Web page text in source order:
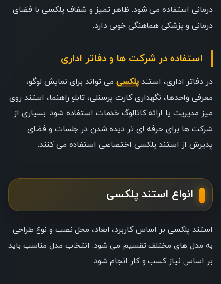
درمانی استفاده می شود. ظاهر تمیز و شفاف پلکسی با فضای
درمانی و پزشکی هماهنگی خوبی دارد.
استفاده در شرکت ها و دفاتر اداری
در دفاتر اداری، استند پلکسی می تواند برای نمایش لوگو،
معرفی واحدها، نگهداری کارت پرسنلی، تابلو راهنما، استند روی
میز مدیریت یا ارائه کاتالوگ خدمات استفاده شود. بسیاری از
شرکت ها برای حرفه ای تر دیده شدن در جلسات و فضای
پذیرش از استند پلکسی اختصاصی استفاده می کنند.
انواع استند پلکسی
استند پلکسی بر اساس کاربرد، ابعاد، محل نصب و نوع طراحی
به مدل های مختلف تقسیم می شود. انتخاب مدل مناسب باید
بر اساس نیاز کسب و کار انجام شود.